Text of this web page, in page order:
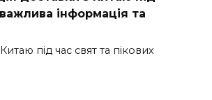
інформація та
під час свят та пікових